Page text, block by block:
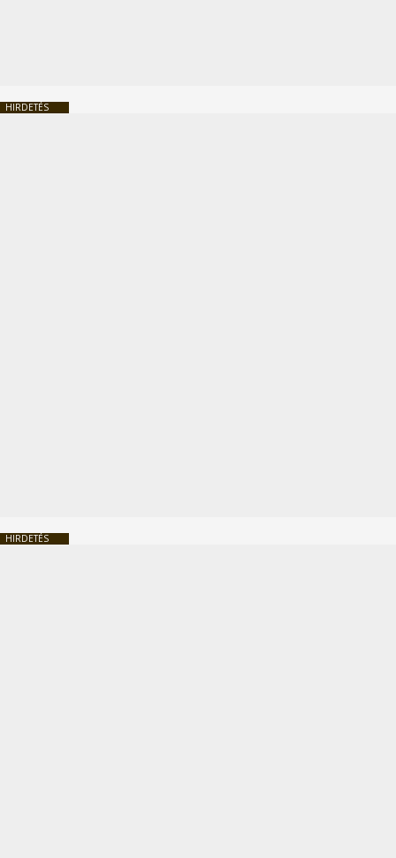
HIRDETÉS
HIRDETÉS